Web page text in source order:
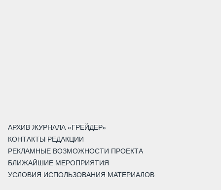
АРХИВ ЖУРНАЛА «ГРЕЙДЕР»
КОНТАКТЫ РЕДАКЦИИ
РЕКЛАМНЫЕ ВОЗМОЖНОСТИ ПРОЕКТА
БЛИЖАЙШИЕ МЕРОПРИЯТИЯ
УСЛОВИЯ ИСПОЛЬЗОВАНИЯ МАТЕРИАЛОВ